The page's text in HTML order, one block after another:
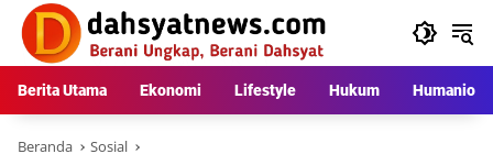
Langsung
konten
Berita Utama Ekonomi Lifestyle Hukum Humaniora
Beranda Sosial